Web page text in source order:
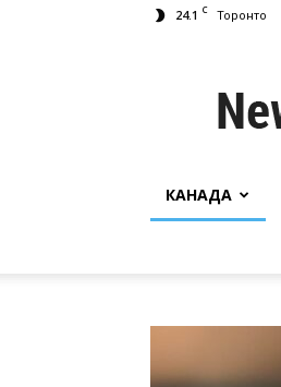
24.1 C Торонто
КАНАДА